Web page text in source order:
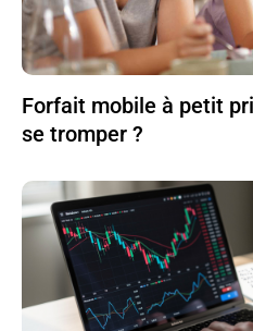
Forfait mobile à petit
se tromper ?